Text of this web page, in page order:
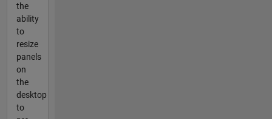
the
ability
to
resize
panels
on
the
desktop
to